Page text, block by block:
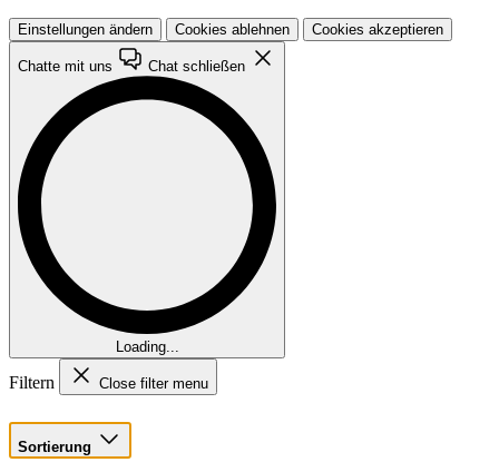
Einstellungen ändern Cookies ablehnen Cookies akzeptieren
Chatte mit uns Chat schließen
Loading...
Filtern Close filter menu
Sortierung